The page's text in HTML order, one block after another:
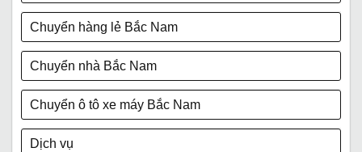
Chuyển hàng lẻ Bắc Nam
Chuyển nhà Bắc Nam
Chuyển ô tô xe máy Bắc Nam
Dịch vụ